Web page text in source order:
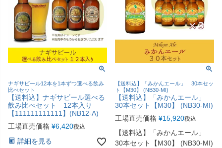
ナギサビール12本を1本ずつ選べる飲み
比べセット
【送料込】ナギサビール選べる
飲み比べセット 12本入り
【111111111111】(NB12-A)
工場直売価格 ¥6,420税込
詳細を見る
【送料込】「みかんエール」 30本セッ
ト【M30】 (NB30-MI)
【送料込】「みかんエール」
30本セット【M30】 (NB30-MI)
工場直売価格 ¥15,920税込
【送料込】「みかんエール」
30本セット【M30】 (NB30-MI)